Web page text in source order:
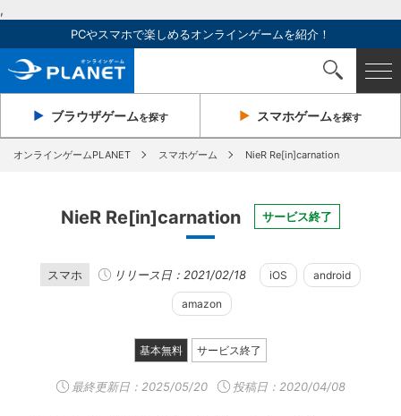
,
PCやスマホで楽しめるオンラインゲームを紹介！
ブラウザゲームを探す スマホゲームを探す
オンラインゲームPLANET スマホゲーム NieR Re[in]carnation
NieR Re[in]carnation サービス終了
スマホ リリース日：2021/02/18 iOS android
amazon
基本無料 サービス終了
最終更新日： 2025/05/20 投稿日：2020/04/08